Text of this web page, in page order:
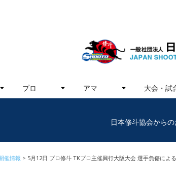
プロ アマ 大会・試
日本修斗協会から
催情報 5月12日 プロ修斗 TKプロ主催興行大阪大会 選手負傷によ